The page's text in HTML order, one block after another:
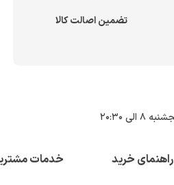
تضمین اصالت کالا
راهنمای خرید خدمات